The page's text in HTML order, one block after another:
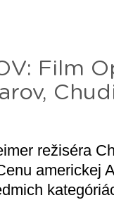
Film
režiséra
americkej